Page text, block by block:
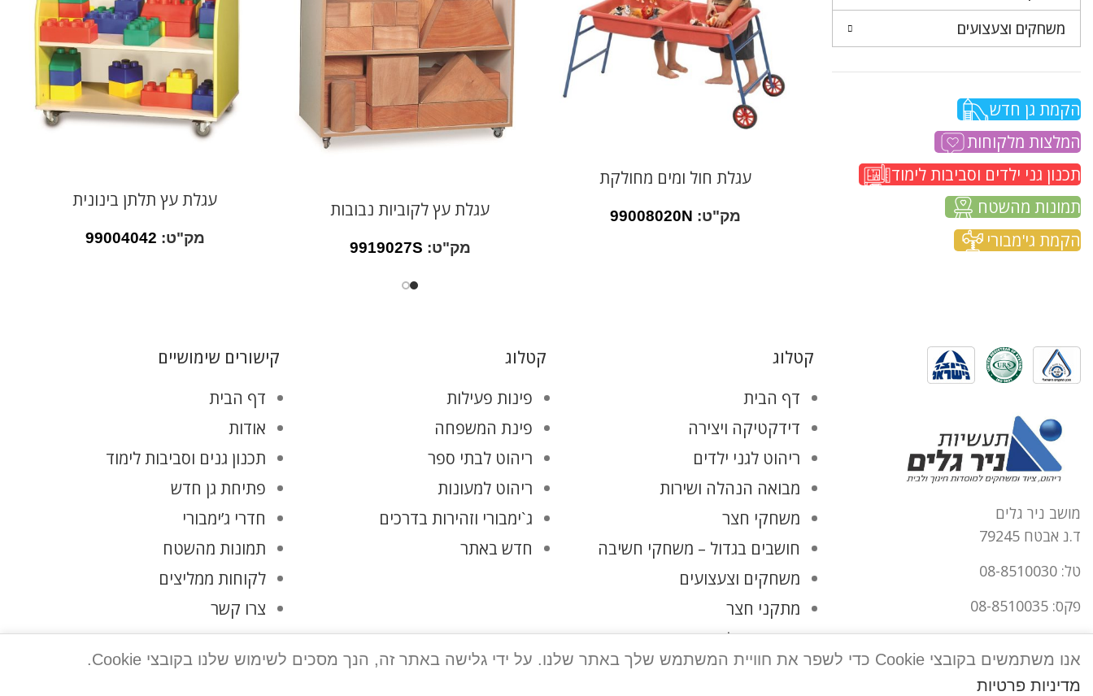
משחקים וצעצועים
הקמת גן חדש
המלצות מלקוחות
תכנון גני ילדים וסביבות לימוד
תמונות מהשטח
הקמת גי'מבורי
עגלת חול ומים מחולקת
מק"ט: 99008020N עגלת עץ לקוביות נבובות
מק"ט: 9919027S
עגלת עץ תלתן בינונית
מק"ט: 99004042
מושב ניר גלים
ד.נ אבטח 79245
טל: 08-8510030
פקס: 08-8510035
office@tnirgalim.co.il
קטלוג
דף הבית
דידקטיקה ויצירה
ריהוט לגני ילדים
מבואה הנהלה ושירות
משחקי חצר
חושבים בגדול – משחקי חשיבה
משחקים וצעצועים
מתקני חצר
החשבון שלי
קטלוג
פינות פעילות
פינת המשפחה
ריהוט לבתי ספר
ריהוט למעונות
ג`ימבורי וזהירות בדרכים
חדש באתר
קישורים שימושיים
דף הבית
אודות
תכנון גנים וסביבות לימוד
פתיחת גן חדש
חדרי ג’ימבורי
תמונות מהשטח
לקוחות ממליצים
צרו קשר
מדיניות פרטיות
אנו משתמשים בקובצי Cookie כדי לשפר את חוויית המשתמש שלך באתר שלנו. על ידי גלישה באתר זה, הנך מסכים לשימוש שלנו בקובצי Cookie.
מדיניות פרטיות